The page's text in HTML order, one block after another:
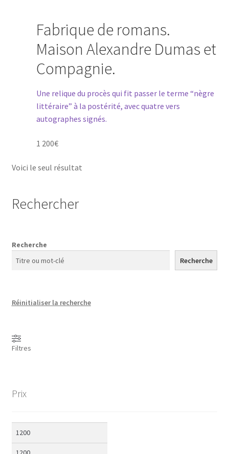
Fabrique de romans.
Maison Alexandre Dumas et
Compagnie.
Une relique du procès qui fit passer le terme “nègre
littéraire” à la postérité, avec quatre vers
autographes signés.
1 200€
Voici le seul résultat
Rechercher
Recherche
Recherche
Réinitialiser la recherche
Filtres
Prix